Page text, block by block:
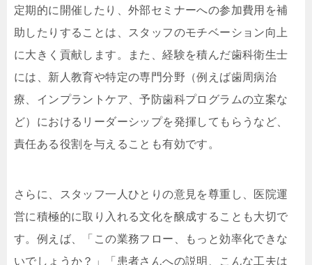
定期的に開催したり、外部セミナーへの参加費用を補
助したりすることは、スタッフのモチベーション向上
に大きく貢献します。また、経験を積んだ歯科衛生士
には、新人教育や特定の専門分野（例えば歯周病治
療、インプラントケア、予防歯科プログラムの立案な
ど）におけるリーダーシップを発揮してもらうなど、
責任ある役割を与えることも有効です。
さらに、スタッフ一人ひとりの意見を尊重し、医院運
営に積極的に取り入れる文化を醸成することも大切で
す。例えば、「この業務フロー、もっと効率化できな
いでしょうか？」「患者さんへの説明、こんな工夫は